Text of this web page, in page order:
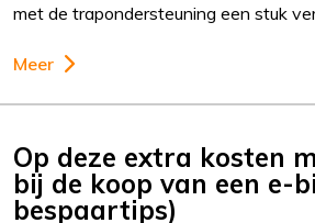
met de trapondersteuning een stuk
Meer
Op deze extra kosten
bij de koop van een e-
bespaartips)